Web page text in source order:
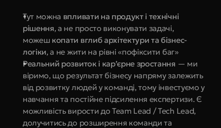
Тут можна впливати на продукт і технічні
рішення, а не просто виконувати задачі,
можеш копати вглиб архітектури та бізнес-
логіки, а не жити на рівні «пофіксити баг»
Реальний розвиток і кар’єрне зростання — ми
віримо, що результат бізнесу напряму залежить
від розвитку людей у команді, тому інвестуємо у
навчання та постійне підсилення експертизи. Є
можливість вирости до Team Lead / Tech Lead,
долучитись до розширення команди та